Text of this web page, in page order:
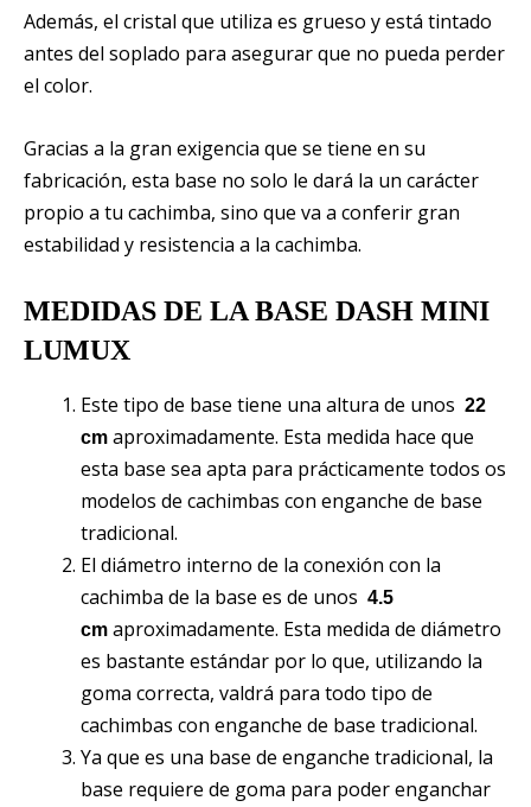
Además, el cristal que utiliza es grueso y está tintado
antes del soplado para asegurar que no pueda perder
el color.
Gracias a la gran exigencia que se tiene en su
fabricación, esta base no solo le dará la un carácter
propio a tu cachimba, sino que va a conferir gran
estabilidad y resistencia a la cachimba.
MEDIDAS DE LA BASE DASH MINI
LUMUX
Este tipo de base tiene una altura de unos 22
cm aproximadamente. Esta medida hace que
esta base sea apta para prácticamente todos os
modelos de cachimbas con enganche de base
tradicional.
El diámetro interno de la conexión con la
cachimba de la base es de unos 4.5
cm aproximadamente. Esta medida de diámetro
es bastante estándar por lo que, utilizando la
goma correcta, valdrá para todo tipo de
cachimbas con enganche de base tradicional.
Ya que es una base de enganche tradicional, la
base requiere de goma para poder enganchar